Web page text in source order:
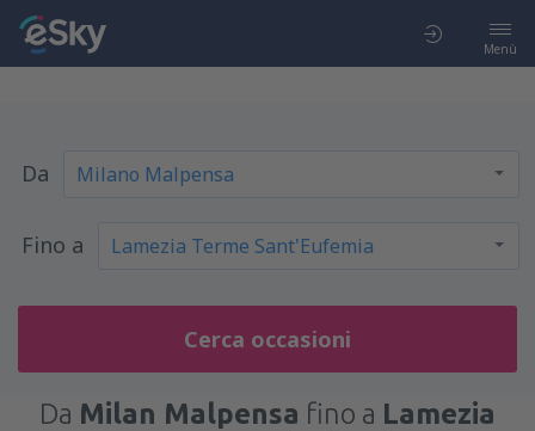
Menù
Da
Fino a
Cerca occasioni
Da Milan Malpensa fino a Lamezia